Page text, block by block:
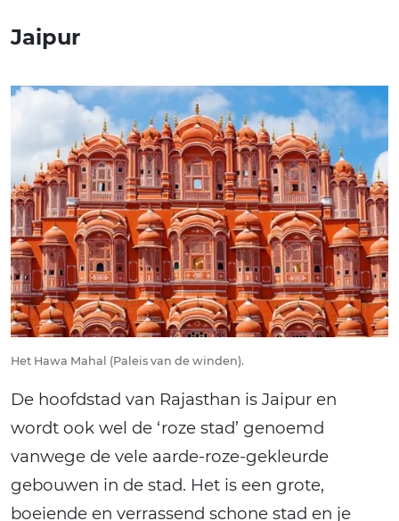
Jaipur
Het Hawa Mahal (Paleis van de winden).
De hoofdstad van Rajasthan is Jaipur en
wordt ook wel de ‘roze stad’ genoemd
vanwege de vele aarde-roze-gekleurde
gebouwen in de stad. Het is een grote,
boeiende en verrassend schone stad en je